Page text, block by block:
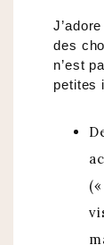
des
n’est
petites